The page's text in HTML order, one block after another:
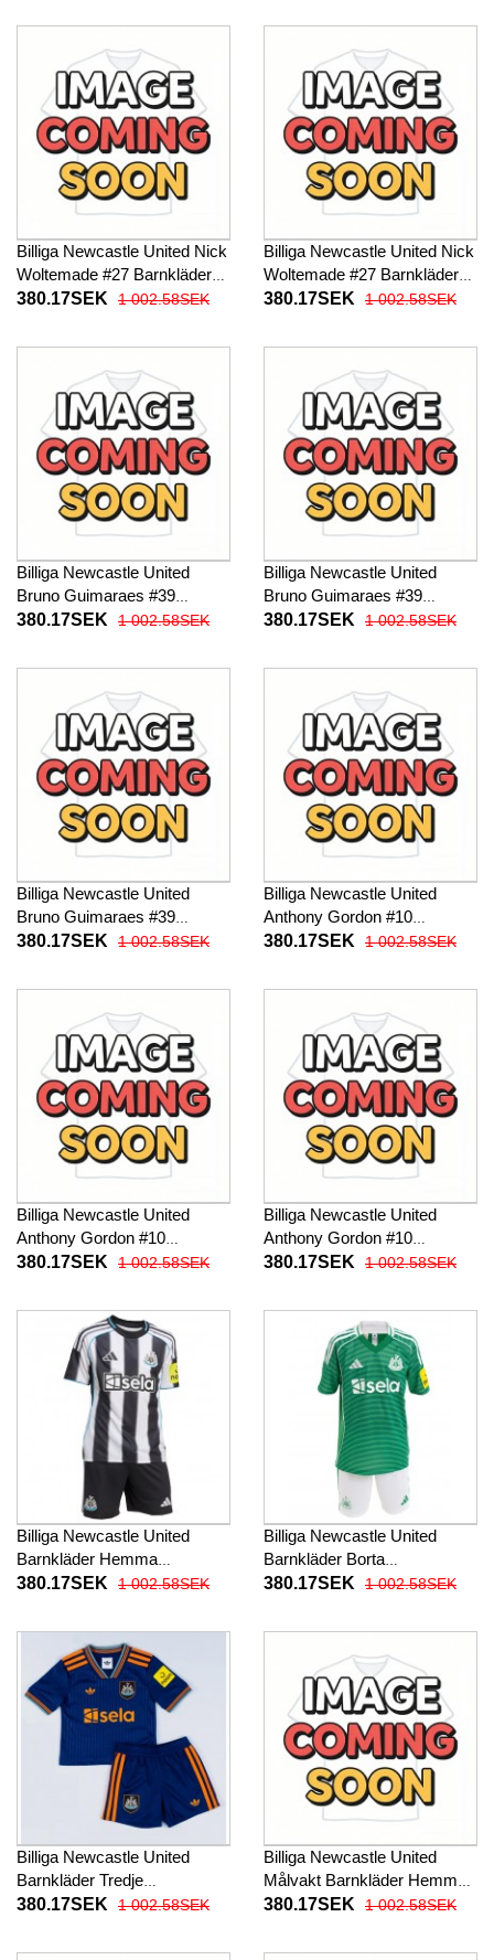
Korta byxor)
Billiga Newcastle United Nick
Woltemade #27 Barnkläder
Borta fotbollskläder till baby
byxor)
380.17SEK 1 002.58SEK
Billiga Newcastle United Nick
Woltemade #27 Barnkläder
Tredje fotbollskläder till baby
byxor)
380.17SEK 1 002.58SEK
Billiga Newcastle United
Bruno Guimaraes #39
Barnkläder Hemma
27 Kortärmad (+ Korta byxor)
380.17SEK 1 002.58SEK
Billiga Newcastle United
Bruno Guimaraes #39
Barnkläder Borta
27 Kortärmad (+ Korta byxor)
380.17SEK 1 002.58SEK
Billiga Newcastle United
Bruno Guimaraes #39
Barnkläder Tredje
27 Kortärmad (+ Korta byxor)
380.17SEK 1 002.58SEK
Billiga Newcastle United
Anthony Gordon #10
Barnkläder Hemma
27 Kortärmad (+ Korta byxor)
380.17SEK 1 002.58SEK
Billiga Newcastle United
Anthony Gordon #10
Barnkläder Borta
27 Kortärmad (+ Korta byxor)
380.17SEK 1 002.58SEK
Billiga Newcastle United
Anthony Gordon #10
Barnkläder Tredje
27 Kortärmad (+ Korta byxor)
380.17SEK 1 002.58SEK
Billiga Newcastle United
Barnkläder Hemma
fotbollskläder till baby 2025-
380.17SEK 1 002.58SEK
Billiga Newcastle United
Barnkläder Borta
fotbollskläder till baby 2025-
380.17SEK 1 002.58SEK
Billiga Newcastle United
Barnkläder Tredje
fotbollskläder till baby 2025-
380.17SEK 1 002.58SEK
Billiga Newcastle United
Målvakt Barnkläder Hemma
fotbollskläder till baby 2025-
380.17SEK 1 002.58SEK